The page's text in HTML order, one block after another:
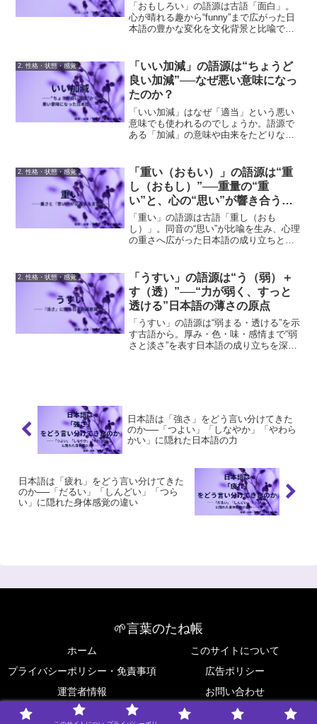
「おもしろい」の語源は古語「面白」。
心が晴れる趣から“funny”まで広がった日
本語の豊かな変化を文化背景と比喩で深
2. 性格・状態・感覚
「いい加減」の語源は“ちょうど
良い加減”──なぜ悪い意味になっ
たのか？
「いい加減」はなぜ「適当」という悪い
意味でも使われるのでしょうか。語源で
ある「加減」の意味や由来をたどりなが
2. 性格・状態・感覚
「重い（おもい）」の語源は“重
し（おもし）”──重量の“重
い”と、心の“思い”が響き合う日
本語の深層
「重い」の語源は古語「重し（おも
し）」。同音の“思い”が比喩を生み、心理
の重さへ広がった日本語の成り立ちと文
2. 性格・状態・感覚
「うすい」の語源は“う（弱）＋
す（透）”──“力が弱く、すっと
透ける”日本語の薄さの原点
「うすい」の語源は“弱まる・透ける”を示
す古語から。厚み・色・味・感情まで“弱
さと淡さ”を表す日本語の成り立ちを深掘
日本語は「強さ」をどう言い分けてきた
のか──「つよい」「しなやか」「やわら
かい」に隠れた日本語の力
日本語は「疲れ」をどう言い分けてきた
のか──「だるい」「しんどい」「つら
い」に隠れた身体感覚の違い
🌱言葉のたね帳
ホーム
このサイトについて
プライバシーポリシー・免責事項
広告ポリシー
運営者情報
お問い合わせ
Copyright © 2025 🌱言葉のたね帳 All Rights Reserved.